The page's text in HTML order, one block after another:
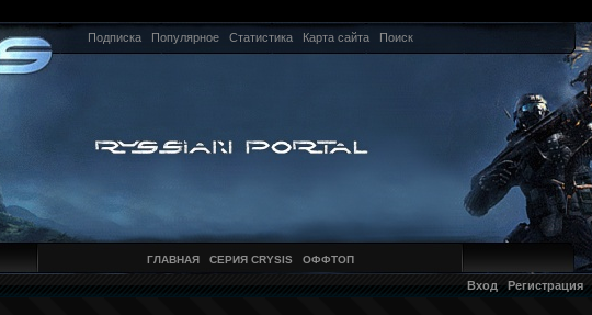
Подписка Популярное Статистика Карта сайта Поиск
ГЛАВНАЯ СЕРИЯ CRYSIS ОФФТОП
Вход Регистрация